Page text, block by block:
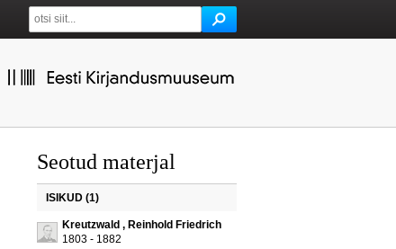
Seotud materjal
ISIKUD (1)
Kreutzwald , Reinhold Friedrich
1803 - 1882